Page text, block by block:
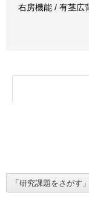
右房機能 / 有茎広